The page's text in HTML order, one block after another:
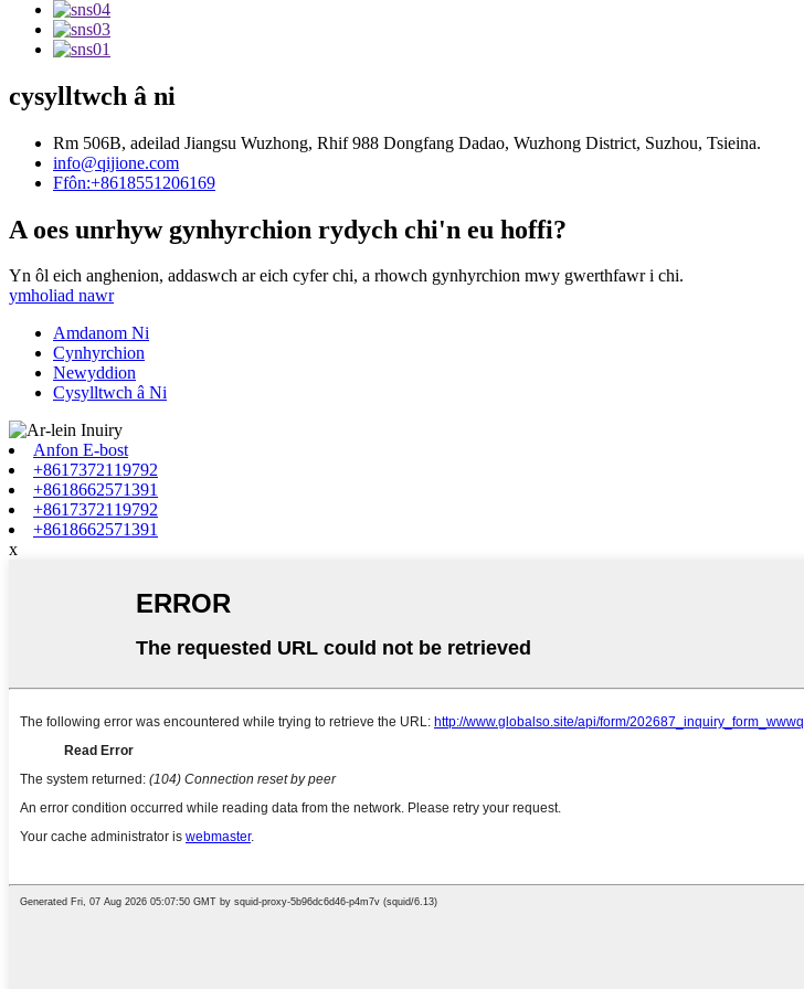
cysylltwch â ni
Rm 506B, adeilad Jiangsu Wuzhong, Rhif 988 Dongfang Dadao, Wuzhong District, Suzhou, Tsieina.
info@qijione.com
Ffôn:+8618551206169
A oes unrhyw gynhyrchion rydych chi'n eu hoffi?
Yn ôl eich anghenion, addaswch ar eich cyfer chi, a rhowch gynhyrchion mwy gwerthfawr i chi.
ymholiad nawr
Amdanom Ni
Cynhyrchion
Newyddion
Cysylltwch â Ni
Anfon E-bost
+8617372119792
+8618662571391
+8617372119792
+8618662571391
x